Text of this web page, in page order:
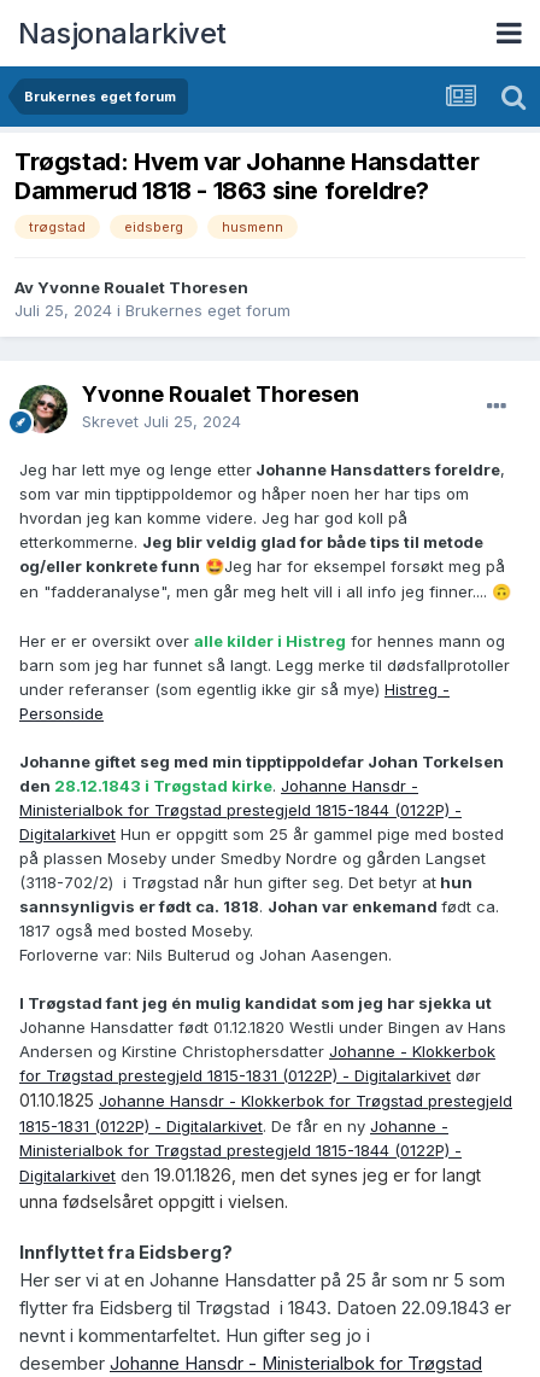
Nasjonalarkivet
Brukernes eget forum
Trøgstad: Hvem var Johanne Hansdatter
Dammerud 1818 - 1863 sine foreldre?
trøgstad eidsberg husmenn
Av Yvonne Roualet Thoresen
Juli 25, 2024 i Brukernes eget forum
Yvonne Roualet Thoresen
Skrevet Juli 25, 2024
Jeg har lett mye og lenge etter Johanne Hansdatters foreldre,
som var min tipptippoldemor og håper noen her har tips om
hvordan jeg kan komme videre. Jeg har god koll på
etterkommerne. Jeg blir veldig glad for både tips til metode
og/eller konkrete funn 🤩Jeg har for eksempel forsøkt meg på
en "fadderanalyse", men går meg helt vill i all info jeg finner.... 🙃
Her er er oversikt over alle kilder i Histreg for hennes mann og
barn som jeg har funnet så langt. Legg merke til dødsfallprotoller
under referanser (som egentlig ikke gir så mye) Histreg -
Personside
Johanne giftet seg med min tipptippoldefar Johan Torkelsen
den 28.12.1843 i Trøgstad kirke. Johanne Hansdr -
Ministerialbok for Trøgstad prestegjeld 1815-1844 (0122P) -
Digitalarkivet Hun er oppgitt som 25 år gammel pige med bosted
på plassen Moseby under Smedby Nordre og gården Langset
(3118-702/2) i Trøgstad når hun gifter seg. Det betyr at hun
sannsynligvis er født ca. 1818. Johan var enkemand født ca.
1817 også med bosted Moseby.
Forloverne var: Nils Bulterud og Johan Aasengen.
I Trøgstad fant jeg én mulig kandidat som jeg har sjekka ut
Johanne Hansdatter født 01.12.1820 Westli under Bingen av Hans
Andersen og Kirstine Christophersdatter Johanne - Klokkerbok
for Trøgstad prestegjeld 1815-1831 (0122P) - Digitalarkivet dør
01.10.1825 Johanne Hansdr - Klokkerbok for Trøgstad prestegjeld
1815-1831 (0122P) - Digitalarkivet. De får en ny Johanne -
Ministerialbok for Trøgstad prestegjeld 1815-1844 (0122P) -
Digitalarkivet den 19.01.1826, men det synes jeg er for langt
unna fødselsåret oppgitt i vielsen.
Innflyttet fra Eidsberg?
Her ser vi at en Johanne Hansdatter på 25 år som nr 5 som
flytter fra Eidsberg til Trøgstad i 1843. Datoen 22.09.1843 er
nevnt i kommentarfeltet. Hun gifter seg jo i
desember Johanne Hansdr - Ministerialbok for Trøgstad